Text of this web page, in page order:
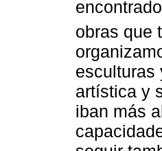
obras que
esculturas
artística y
iban más